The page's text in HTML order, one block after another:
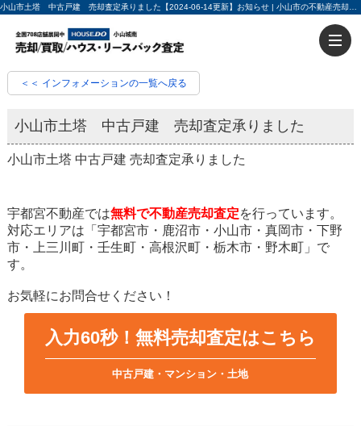
＜＜ インフォメーションの一覧へ戻る
小山市土塔 中古戸建 売却査定承りました
小山市土塔 中古戸建 売却査定承りました
宇都宮不動産では無料で不動産売却査定を行っています。
対応エリアは「宇都宮市・鹿沼市・小山市・真岡市・下野
市・上三川町・壬生町・高根沢町・栃木市・野木町」で
す。
お気軽にお問合せください！
入力60秒！無料売却査定はこちら
中古戸建・マンション・土地